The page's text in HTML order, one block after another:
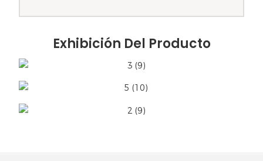
Exhibición Del Producto